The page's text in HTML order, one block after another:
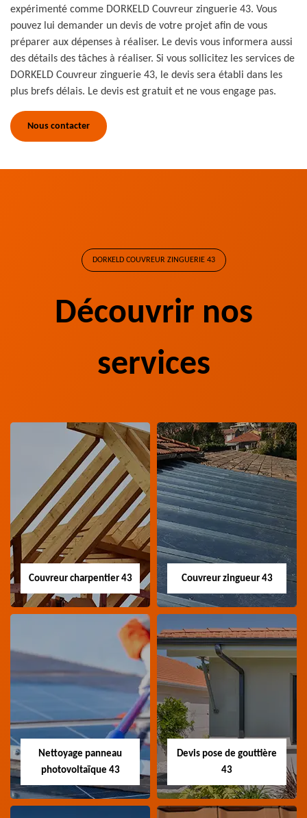
expérimenté comme DORKELD Couvreur zinguerie 43. Vous
pouvez lui demander un devis de votre projet afin de vous
préparer aux dépenses à réaliser. Le devis vous informera aussi
des détails des tâches à réaliser. Si vous sollicitez les services de
DORKELD Couvreur zinguerie 43, le devis sera établi dans les
plus brefs délais. Le devis est gratuit et ne vous engage pas.
Nous contacter
DORKELD COUVREUR ZINGUERIE 43
Découvrir nos
services
Couvreur charpentier 43
Couvreur
charpentier 43
Artisan couvreur
charpentier 43 Haute-
Couvreur zingueur 43
Couvreur zingueur
Artisan couvreur
zingueur 43 Haute-Loire
Nettoyage panneau
photovoltaïque 43
Devis pose de gouttière
43